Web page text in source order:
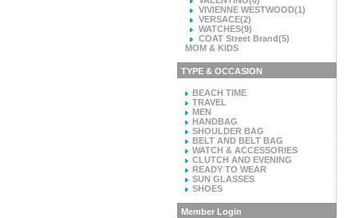
VIVIENNE WESTWOOD(1)
VERSACE(2)
WATCHES(9)
COAT Street Brand(5)
MOM & KIDS
TYPE & OCCASION
BEACH TIME
TRAVEL
MEN
HANDBAG
SHOULDER BAG
BELT AND BELT BAG
WATCH & ACCESSORIES
CLUTCH AND EVENING
READY TO WEAR
SUN GLASSES
SHOES
Member Login